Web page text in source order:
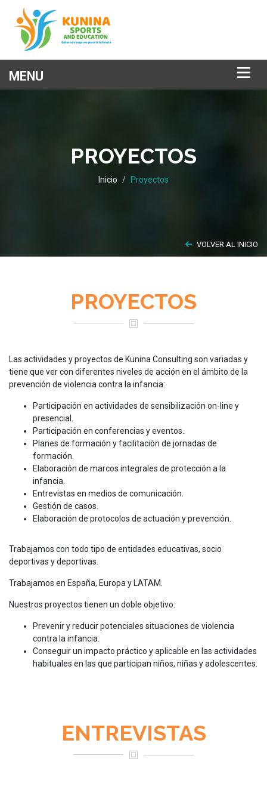
PROYECTOS
Inicio Proyectos
VOLVER AL INICIO
PROYECTOS
Las actividades y proyectos de Kunina Consulting son variadas y
tiene que ver con diferentes niveles de acción en el ámbito de la
prevención de violencia contra la infancia:
Participación en actividades de sensibilización on-line y
presencial.
Participación en conferencias y eventos.
Planes de formación y facilitación de jornadas de
formación.
Elaboración de marcos integrales de protección a la
infancia.
Entrevistas en medios de comunicación.
Gestión de casos.
Elaboración de protocolos de actuación y prevención.
Trabajamos con todo tipo de entidades educativas, socio
deportivas y deportivas.
Trabajamos en España, Europa y LATAM.
Nuestros proyectos tienen un doble objetivo:
Prevenir y reducir potenciales situaciones de violencia
contra la infancia.
Conseguir un impacto práctico y aplicable en las actividades
habituales en las que participan niños, niñas y adolescentes.
ENTREVISTAS